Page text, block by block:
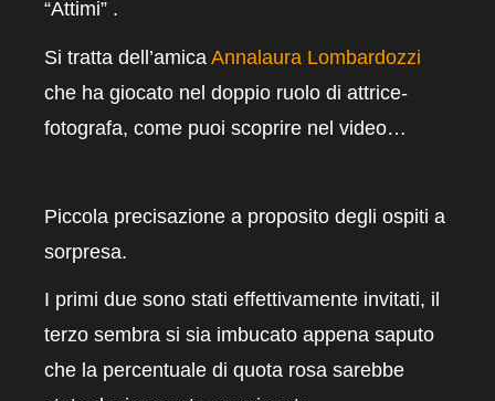
“Attimi” .
Si tratta dell’amica Annalaura Lombardozzi
che ha giocato nel doppio ruolo di attrice-
fotografa, come puoi scoprire nel video…
Piccola precisazione a proposito degli ospiti a
sorpresa.
I primi due sono stati effettivamente invitati, il
terzo sembra si sia imbucato appena saputo
che la percentuale di quota rosa sarebbe